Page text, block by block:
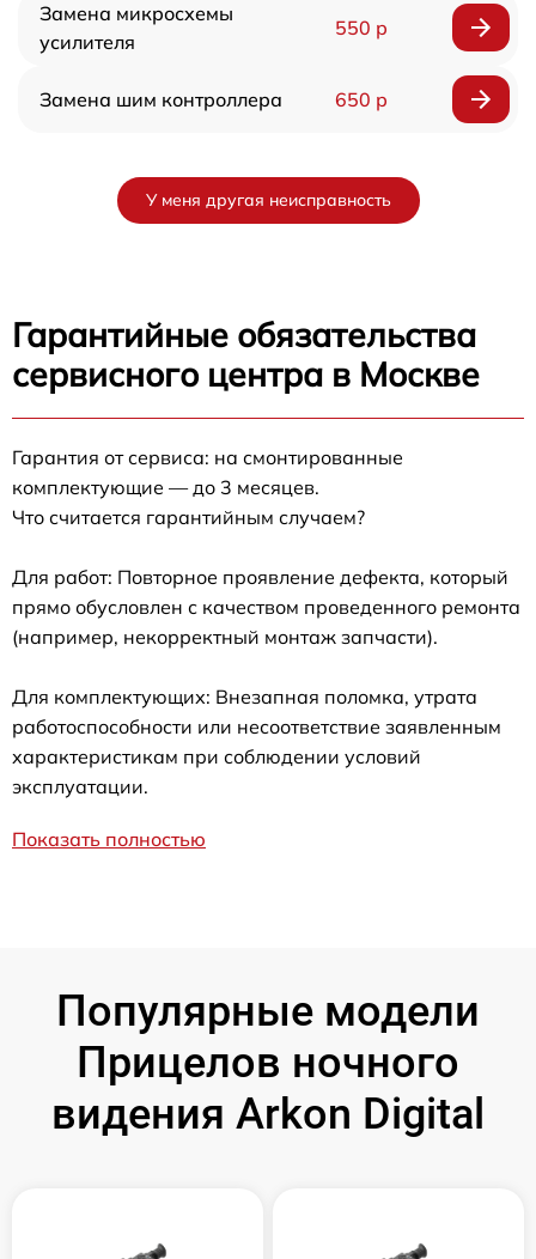
Замена микросхемы
усилителя
550 р
Замена шим контроллера 650 р
У меня другая неисправность
Гарантийные обязательства
сервисного центра в Москве
Гарантия от сервиса: на смонтированные
комплектующие — до 3 месяцев.
Что считается гарантийным случаем?
Для работ: Повторное проявление дефекта, который
прямо обусловлен с качеством проведенного ремонта
(например, некорректный монтаж запчасти).
Для комплектующих: Внезапная поломка, утрата
работоспособности или несоответствие заявленным
характеристикам при соблюдении условий
эксплуатации.
Показать полностью
Популярные модели
Прицелов ночного
видения Arkon Digital